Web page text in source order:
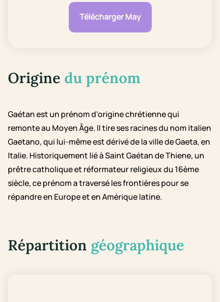
Télécharger May
Origine du prénom
Gaétan est un prénom d'origine chrétienne qui
remonte au Moyen Âge. Il tire ses racines du nom italien
Gaetano, qui lui-même est dérivé de la ville de Gaeta, en
Italie. Historiquement lié à Saint Gaétan de Thiene, un
prêtre catholique et réformateur religieux du 16ème
siècle, ce prénom a traversé les frontières pour se
répandre en Europe et en Amérique latine.
Répartition géographique